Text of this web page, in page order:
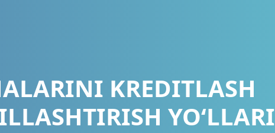
KREDITLASH
YO‘LLARI